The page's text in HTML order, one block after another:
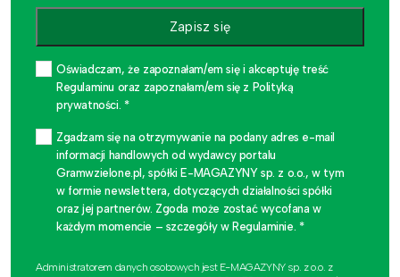
Zapisz się
Oświadczam, że zapoznałam/em się i akceptuję treść
Regulaminu oraz zapoznałam/em się z Polityką
prywatności. *
Zgadzam się na otrzymywanie na podany adres e-mail
informacji handlowych od wydawcy portalu
Gramwzielone.pl, spółki E-MAGAZYNY sp. z o.o., w tym
w formie newslettera, dotyczących działalności spółki
oraz jej partnerów. Zgoda może zostać wycofana w
każdym momencie – szczegóły w Regulaminie. *
Administratorem danych osobowych jest E-MAGAZYNY sp. z o.o. z